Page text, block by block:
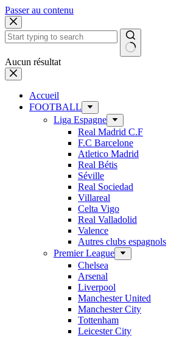
Passer au contenu
Aucun résultat
Accueil
FOOTBALL
Liga Espagne
Real Madrid C.F
F.C Barcelone
Atletico Madrid
Real Bétis
Séville
Real Sociedad
Villareal
Celta Vigo
Real Valladolid
Valence
Autres clubs espagnols
Premier League
Chelsea
Arsenal
Liverpool
Manchester United
Manchester City
Tottenham
Leicester City